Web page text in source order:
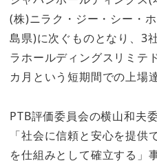
(株)ニラク・ジー・シー・
島県)に次ぐものとなり、3
ラホールディングスリミテ
カ月という短期間での上場
PTB評価委員会の横山和夫
「社会に信頼と安心を提供
を仕組みとして確立する」